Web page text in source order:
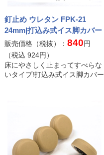
釘止め ウレタン FPK-21
24mm|打込み式イス脚カバー
販売価格（税抜）： 840円
（税込 924円）
床にやさしく止まってすべらな
いタイプ!打込み式イス脚カバー